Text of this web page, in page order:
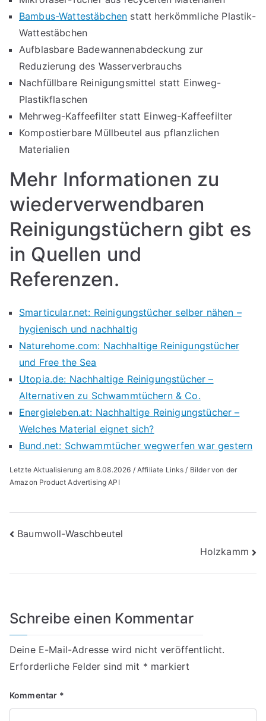
Bambus-Wattestäbchen statt herkömmliche Plastik-
Wattestäbchen
Aufblasbare Badewannenabdeckung zur
Reduzierung des Wasserverbrauchs
Nachfüllbare Reinigungsmittel statt Einweg-
Plastikflaschen
Mehrweg-Kaffeefilter statt Einweg-Kaffeefilter
Kompostierbare Müllbeutel aus pflanzlichen
Materialien
Mehr Informationen zu
wiederverwendbaren
Reinigungstüchern gibt es
in Quellen und
Referenzen.
Smarticular.net: Reinigungstücher selber nähen –
hygienisch und nachhaltig
Naturehome.com: Nachhaltige Reinigungstücher
und Free the Sea
Utopia.de: Nachhaltige Reinigungstücher –
Alternativen zu Schwammtüchern & Co.
Energieleben.at: Nachhaltige Reinigungstücher –
Welches Material eignet sich?
Bund.net: Schwammtücher wegwerfen war gestern
Letzte Aktualisierung am 8.08.2026 / Affiliate Links / Bilder von der
Amazon Product Advertising API
Beitragsnavigation
Baumwoll-Waschbeutel
Holzkamm
Schreibe einen Kommentar
Deine E-Mail-Adresse wird nicht veröffentlicht.
Erforderliche Felder sind mit * markiert
Kommentar *